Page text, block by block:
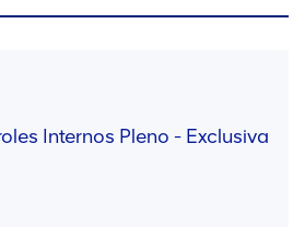
Internos Pleno - Exclusiva